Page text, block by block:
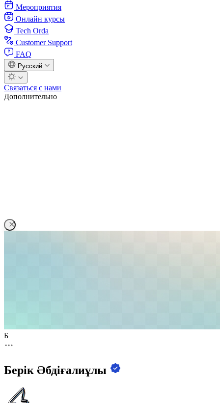
Мероприятия
Онлайн курсы
Tech Orda
Customer Support
FAQ
Русский
Связаться с нами
Дополнительно
Б
Берік Әбдіғалиұлы